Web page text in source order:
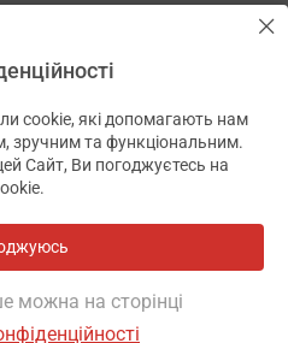
ПРОКОНСУЛЬТУЙТЕСЬ
Код ЄДРПОУ 43631965.
система АПТЕКА911.ЮА
cookie, які допомагають нам
зручним та функціональним.
Сайт, Ви погоджуєтесь на
можна на сторінці
✕